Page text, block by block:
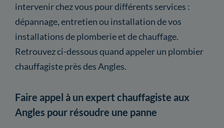
intervenir chez vous pour différents services :
dépannage, entretien ou installation de vos
installations de plomberie et de chauffage.
Retrouvez ci-dessous quand appeler un plombier
chauffagiste près des Angles.
Faire appel à un expert chauffagiste aux
Angles pour résoudre une panne